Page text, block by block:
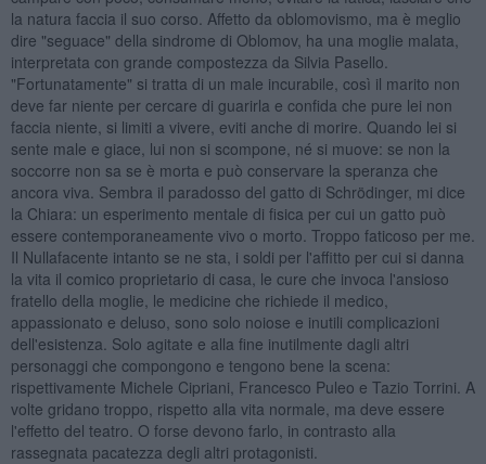
la natura faccia il suo corso. Affetto da oblomovismo, ma è meglio
dire "seguace" della sindrome di Oblomov, ha una moglie malata,
interpretata con grande compostezza da Silvia Pasello.
"Fortunatamente" si tratta di un male incurabile, così il marito non
deve far niente per cercare di guarirla e confida che pure lei non
faccia niente, si limiti a vivere, eviti anche di morire. Quando lei si
sente male e giace, lui non si scompone, né si muove: se non la
soccorre non sa se è morta e può conservare la speranza che
ancora viva. Sembra il paradosso del gatto di Schrödinger, mi dice
la Chiara: un esperimento mentale di fisica per cui un gatto può
essere contemporaneamente vivo o morto. Troppo faticoso per me.
Il Nullafacente intanto se ne sta, i soldi per l'affitto per cui si danna
la vita il comico proprietario di casa, le cure che invoca l'ansioso
fratello della moglie, le medicine che richiede il medico,
appassionato e deluso, sono solo noiose e inutili complicazioni
dell'esistenza. Solo agitate e alla fine inutilmente dagli altri
personaggi che compongono e tengono bene la scena:
rispettivamente Michele Cipriani, Francesco Puleo e Tazio Torrini. A
volte gridano troppo, rispetto alla vita normale, ma deve essere
l'effetto del teatro. O forse devono farlo, in contrasto alla
rassegnata pacatezza degli altri protagonisti.